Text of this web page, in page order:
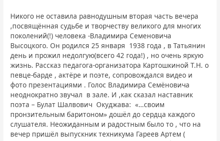
Никого не оставила равнодушным вторая часть вечера
,посвящённая судьбе и творчеству великого для многих
поколений(!) человека -Владимира Семеновича
Высоцкого. Он родился 25 января 1938 года , в Татьянин
день и прожил недолгую(всего 42 года!) , но очень яркую
жизнь. Рассказ педагога-организатора Картошкиной Т.Н. о
певце-барде , актёре и поэте, сопровождался видео и
фото презентациями . Голос Владимира Семёновича
неоднократно звучал в зале. И ,как сказал наставник
поэта – Булат Шалвович Окуджава: «…своим
пронзительным баритоном» дошёл до сердца каждого
слушателя. Неожиданным и радостным было то , что на
вечер пришёл выпускник техникума Гареев Артем (